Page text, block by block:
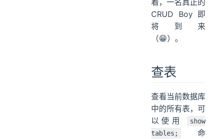
修改表名
技术派的表设计
着，一名真正的
CRUD Boy 即
将到来
（😁）。
查表
查看当前数据库
中的所有表，可
以使用
show
tables;
命